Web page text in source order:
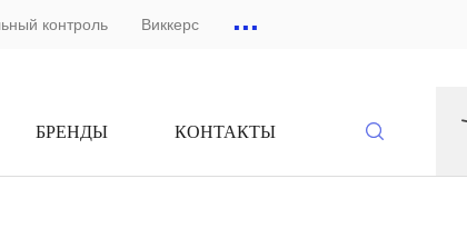
контроль Виккерс ...
БРЕНДЫ КОНТАКТЫ